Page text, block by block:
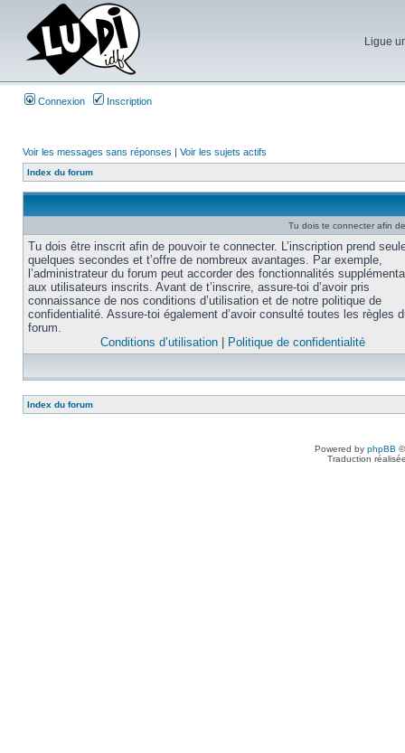
Ligue
Connexion Inscription
Voir les messages sans réponses | Voir les sujets actifs
Index du forum
Tu dois te connecter afin
Tu dois être inscrit afin de pouvoir te connecter. L’inscription prend
quelques secondes et t’offre de nombreux avantages. Par exemple,
l’administrateur du forum peut accorder des fonctionnalités
aux utilisateurs inscrits. Avant de t’inscrire, assure-toi d’avoir pris
connaissance de nos conditions d’utilisation et de notre politique de
confidentialité. Assure-toi également d’avoir consulté toutes les règles
forum.
Conditions d’utilisation
Politique de confidentialité
Index du forum
Powered by phpBB
Traduction